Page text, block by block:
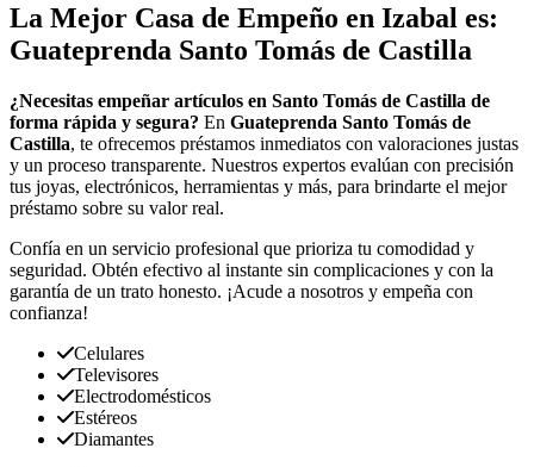
La Mejor Casa de Empeño en Izabal es:
Guateprenda Santo Tomás de Castilla
¿Necesitas empeñar artículos en Santo Tomás de Castilla de
forma rápida y segura? En Guateprenda Santo Tomás de
Castilla, te ofrecemos préstamos inmediatos con valoraciones justas
y un proceso transparente. Nuestros expertos evalúan con precisión
tus joyas, electrónicos, herramientas y más, para brindarte el mejor
préstamo sobre su valor real.
Confía en un servicio profesional que prioriza tu comodidad y
seguridad. Obtén efectivo al instante sin complicaciones y con la
garantía de un trato honesto. ¡Acude a nosotros y empeña con
confianza!
Celulares
Televisores
Electrodomésticos
Estéreos
Diamantes